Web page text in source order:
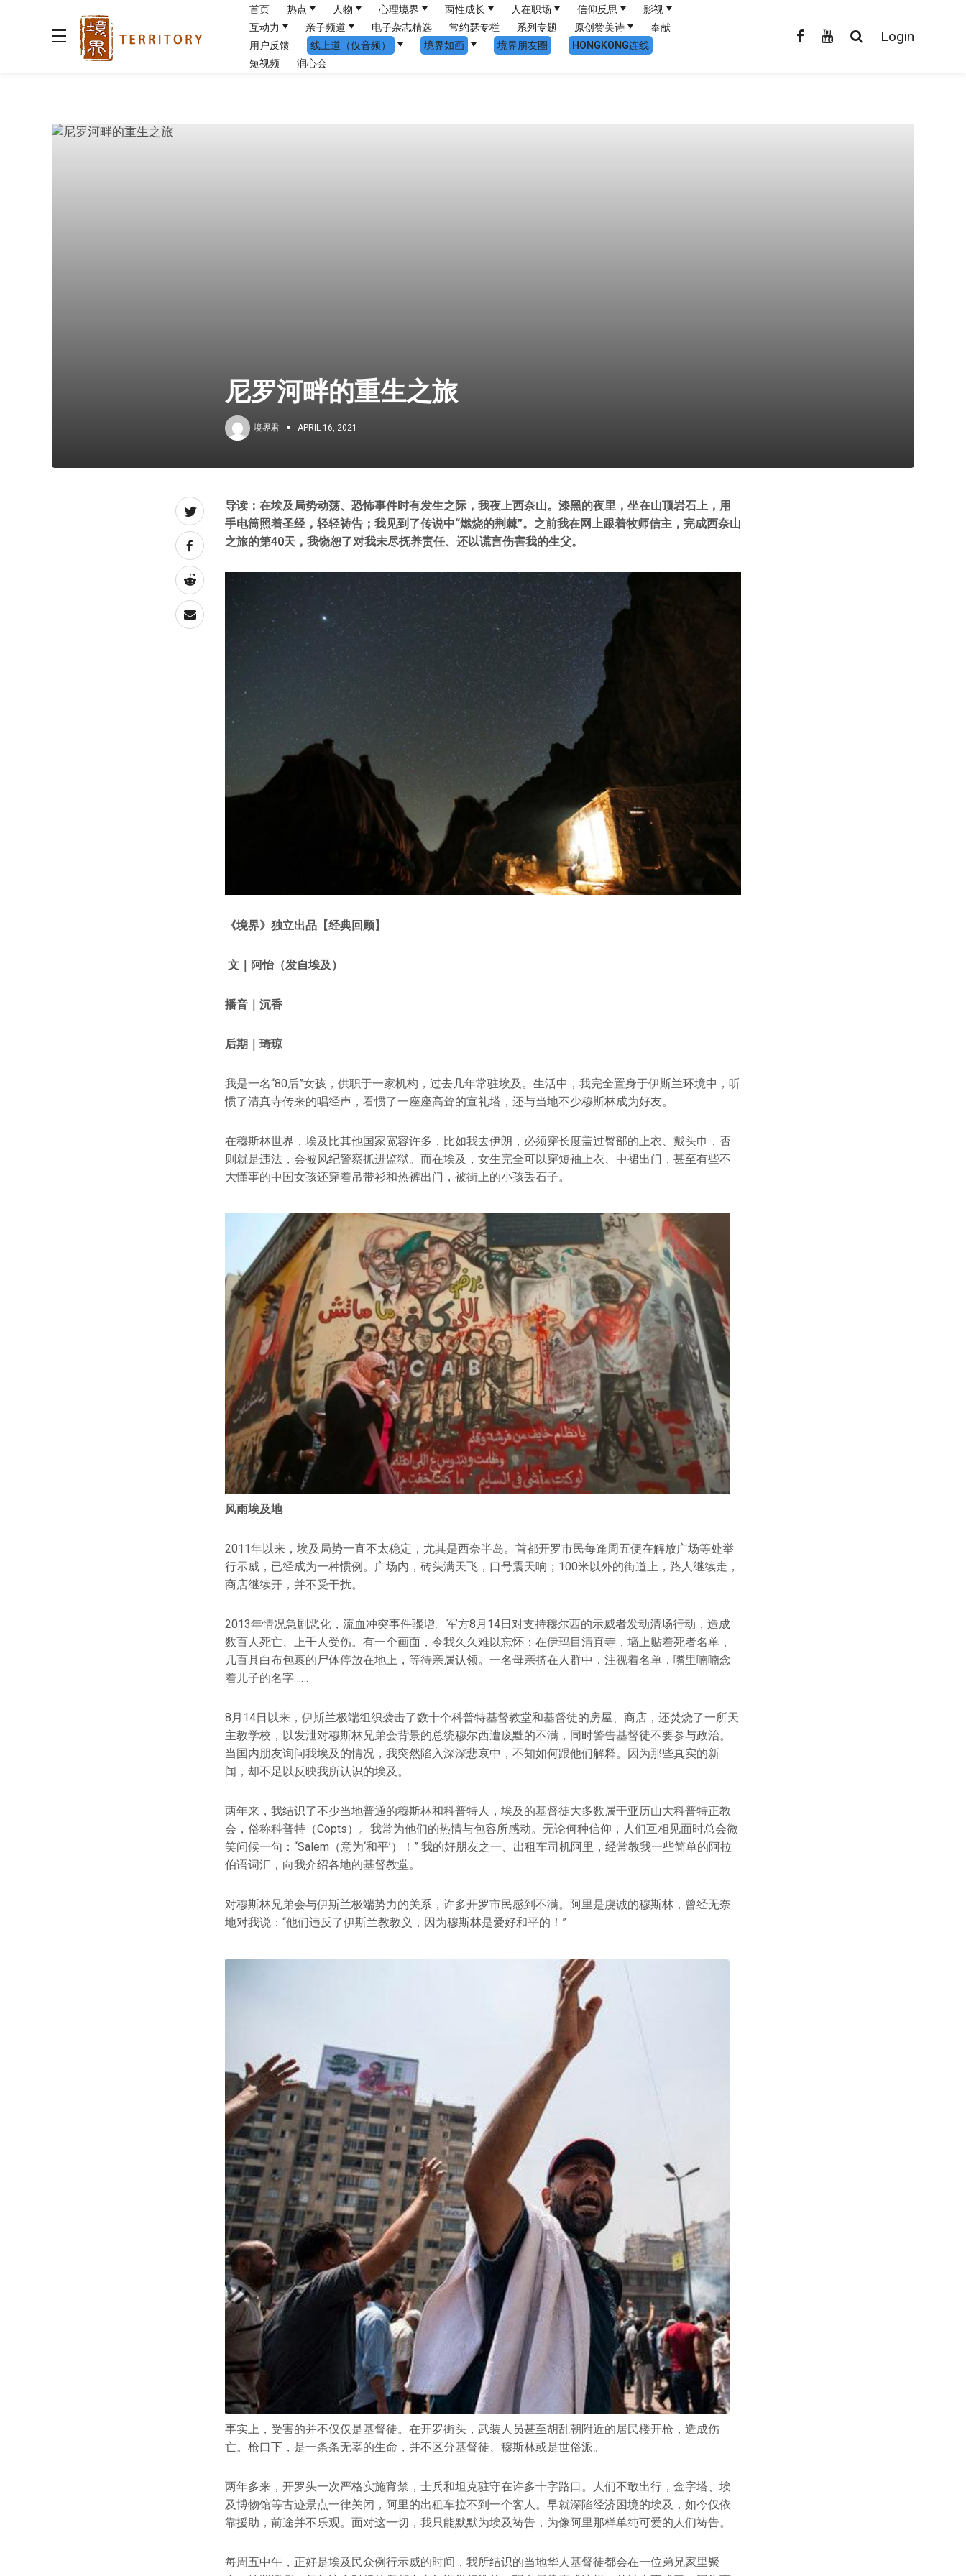
首页 热点 人物 心理境界 两性成长 人在职场 信仰反思
影视
互动力
亲子频道 电子杂志精选 常约瑟专栏 系列专题 原创赞美诗
奉献
用户反馈
线上道（仅音频） 境界如画 境界朋友圈
HONGKONG连线
短视频
润心会
Login
尼罗河畔的重生之旅
境界君 APRIL 16, 2021
导读：在埃及局势动荡、恐怖事件时有发生之际，我夜上西奈山。漆黑的夜里，坐在山顶岩石上，用
手电筒照着圣经，轻轻祷告；我见到了传说中“燃烧的荆棘”。之前我在网上跟着牧师信主，完成西奈山
之旅的第40天，我饶恕了对我未尽抚养责任、还以谎言伤害我的生父。
《境界》独立出品【经典回顾】
文｜阿怡（发自埃及）
播音｜沉香
后期｜琦琼
我是一名“80后”女孩，供职于一家机构，过去几年常驻埃及。生活中，我完全置身于伊斯兰环境中，听
惯了清真寺传来的唱经声，看惯了一座座高耸的宣礼塔，还与当地不少穆斯林成为好友。
在穆斯林世界，埃及比其他国家宽容许多，比如我去伊朗，必须穿长度盖过臀部的上衣、戴头巾，否
则就是违法，会被风纪警察抓进监狱。而在埃及，女生完全可以穿短袖上衣、中裙出门，甚至有些不
大懂事的中国女孩还穿着吊带衫和热裤出门，被街上的小孩丢石子。
风雨埃及地
2011年以来，埃及局势一直不太稳定，尤其是西奈半岛。首都开罗市民每逢周五便在解放广场等处举
行示威，已经成为一种惯例。广场内，砖头满天飞，口号震天响；100米以外的街道上，路人继续走，
商店继续开，并不受干扰。
2013年情况急剧恶化，流血冲突事件骤增。军方8月14日对支持穆尔西的示威者发动清场行动，造成
数百人死亡、上千人受伤。有一个画面，令我久久难以忘怀：在伊玛目清真寺，墙上贴着死者名单，
几百具白布包裹的尸体停放在地上，等待亲属认领。一名母亲挤在人群中，注视着名单，嘴里喃喃念
着儿子的名字……
8月14日以来，伊斯兰极端组织袭击了数十个科普特基督教堂和基督徒的房屋、商店，还焚烧了一所天
主教学校，以发泄对穆斯林兄弟会背景的总统穆尔西遭废黜的不满，同时警告基督徒不要参与政治。
当国内朋友询问我埃及的情况，我突然陷入深深悲哀中，不知如何跟他们解释。因为那些真实的新
闻，却不足以反映我所认识的埃及。
两年来，我结识了不少当地普通的穆斯林和科普特人，埃及的基督徒大多数属于亚历山大科普特正教
会，俗称科普特（Copts）。我常为他们的热情与包容所感动。无论何种信仰，人们互相见面时总会微
笑问候一句：“Salem（意为‘和平’）！” 我的好朋友之一、出租车司机阿里，经常教我一些简单的阿拉
伯语词汇，向我介绍各地的基督教堂。
对穆斯林兄弟会与伊斯兰极端势力的关系，许多开罗市民感到不满。阿里是虔诚的穆斯林，曾经无奈
地对我说：“他们违反了伊斯兰教教义，因为穆斯林是爱好和平的！”
事实上，受害的并不仅仅是基督徒。在开罗街头，武装人员甚至胡乱朝附近的居民楼开枪，造成伤
亡。枪口下，是一条条无辜的生命，并不区分基督徒、穆斯林或是世俗派。
两年多来，开罗头一次严格实施宵禁，士兵和坦克驻守在许多十字路口。人们不敢出行，金字塔、埃
及博物馆等古迹景点一律关闭，阿里的出租车拉不到一个客人。早就深陷经济困境的埃及，如今仅依
靠援助，前途并不乐观。面对这一切，我只能默默为埃及祷告，为像阿里那样单纯可爱的人们祷告。
每周五中午，正好是埃及民众例行示威的时间，我所结识的当地华人基督徒都会在一位弟兄家里聚